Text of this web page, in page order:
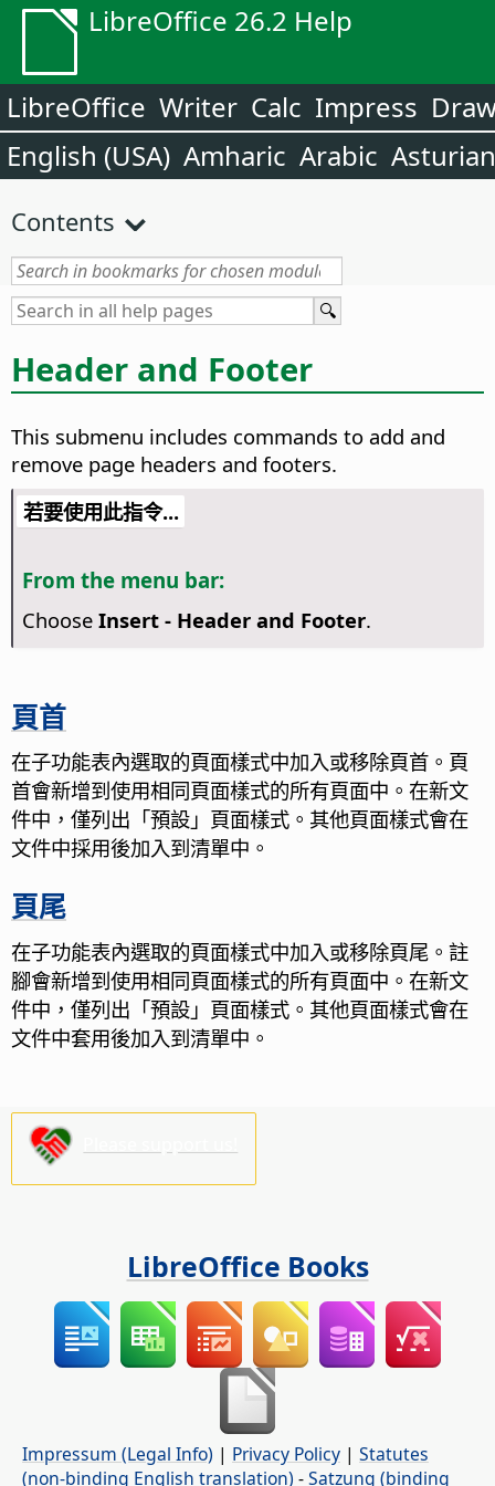
LibreOffice 26.2 Help
LibreOffice Writer Calc Impress
English (USA) Amharic Arabic Asturian
Contents
Header and Footer
This submenu includes commands to add and
remove page headers and footers.
若要使用此指令...
From the menu bar:
Choose Insert - Header and Footer.
頁首
在子功能表內選取的頁面樣式中加入或移除頁首。頁
首會新增到使用相同頁面樣式的所有頁面中。 在新文
件中，僅列出「預設」頁面樣式。其他頁面樣式會在
文件中採用後加入到清單中。
頁尾
在子功能表內選取的頁面樣式中加入或移除頁尾。註
腳會新增到使用相同頁面樣式的所有頁面中。 在新文
件中，僅列出「預設」頁面樣式。其他頁面樣式會在
文件中套用後加入到清單中。
LibreOffice Books
Impressum (Legal Info) | Privacy Policy | Statutes
(non-binding English translation) -Satzung (binding